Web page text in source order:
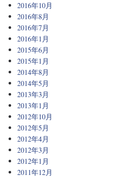
2016年10月
2016年8月
2016年7月
2016年1月
2015年6月
2015年1月
2014年8月
2014年5月
2013年3月
2013年1月
2012年10月
2012年5月
2012年4月
2012年3月
2012年1月
2011年12月